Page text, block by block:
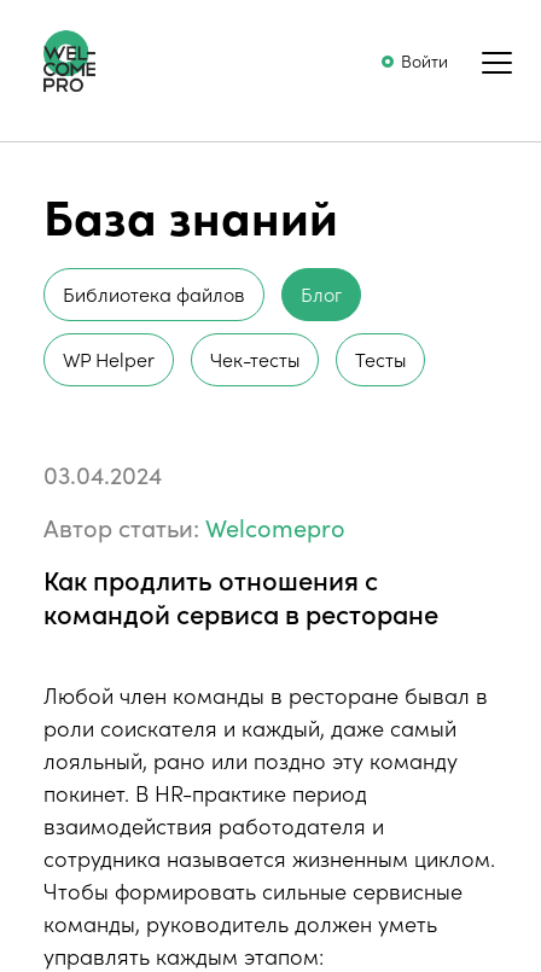
Войти
База знаний
Библиотека файлов Блог
WP Helper Чек-тесты Тесты
03.04.2024
Автор статьи: Welcomepro
Как продлить отношения с
командой сервиса в ресторане
Любой член команды в ресторане бывал в
роли соискателя и каждый, даже самый
лояльный, рано или поздно эту команду
покинет. В HR-практике период
взаимодействия работодателя и
сотрудника называется жизненным циклом.
Чтобы формировать сильные сервисные
команды, руководитель должен уметь
управлять каждым этапом: